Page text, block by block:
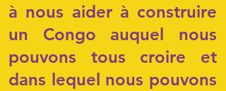
à nous aider à construire
un Congo auquel nous
pouvons tous croire et
dans lequel nous pouvons